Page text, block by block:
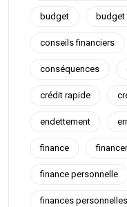
budget budget
conseils financiers
conséquences
crédit rapide
endettement
finance
finance personnelle
finances personnelles